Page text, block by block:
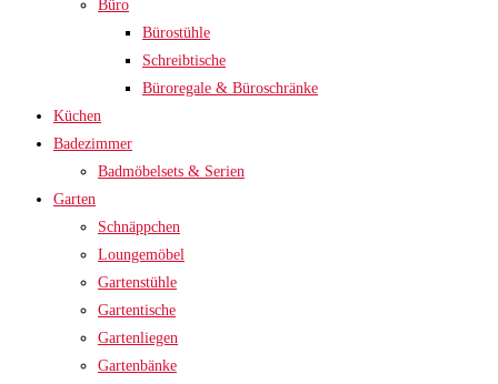
Büro
Bürostühle
Schreibtische
Büroregale & Büroschränke
Küchen
Badezimmer
Badmöbelsets & Serien
Garten
Schnäppchen
Loungemöbel
Gartenstühle
Gartentische
Gartenliegen
Gartenbänke